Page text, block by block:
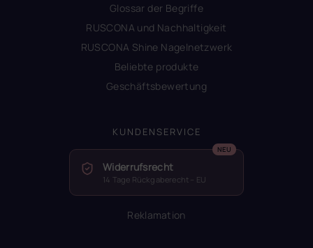
Glossar der Begriffe
RUSCONA und Nachhaltigkeit
RUSCONA Shine Nagelnetzwerk
Beliebte produkte
Geschäftsbewertung
KUNDENSERVICE
Widerrufsrecht
14 Tage Rückgaberecht – EU
Reklamation